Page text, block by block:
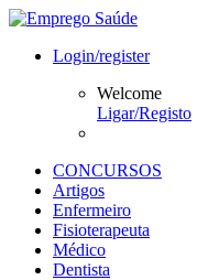
Login/register
Welcome
Ligar/Registo
CONCURSOS
Artigos
Enfermeiro
Fisioterapeuta
Médico
Dentista